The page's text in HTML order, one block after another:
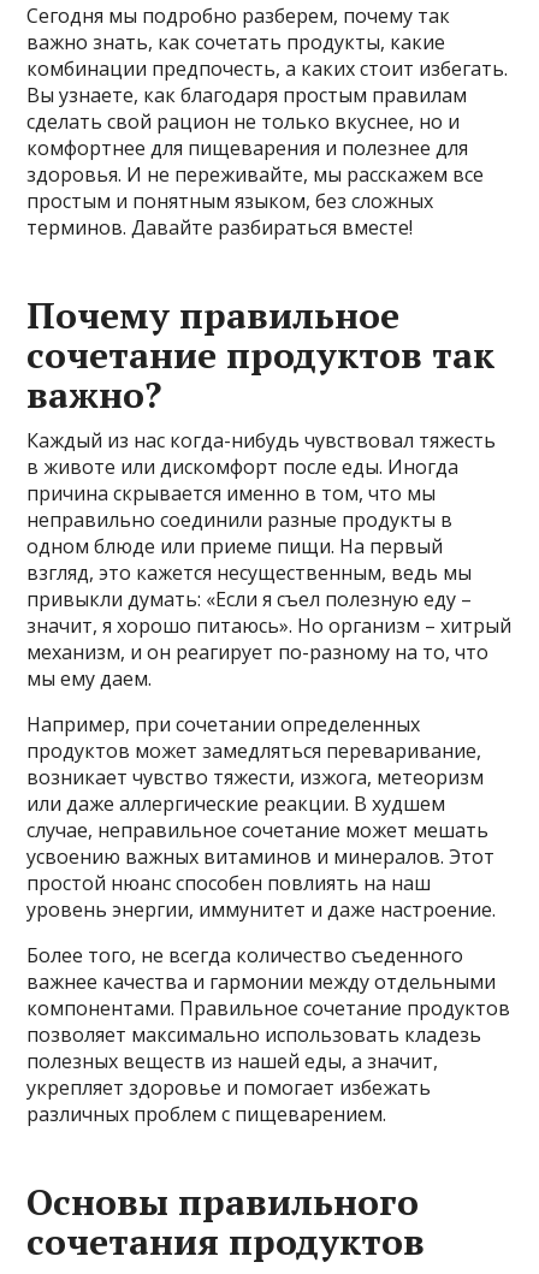
Сегодня мы подробно разберем, почему так
важно знать, как сочетать продукты, какие
комбинации предпочесть, а каких стоит избегать.
Вы узнаете, как благодаря простым правилам
сделать свой рацион не только вкуснее, но и
комфортнее для пищеварения и полезнее для
здоровья. И не переживайте, мы расскажем все
простым и понятным языком, без сложных
терминов. Давайте разбираться вместе!
Почему правильное
сочетание продуктов так
важно?
Каждый из нас когда-нибудь чувствовал тяжесть
в животе или дискомфорт после еды. Иногда
причина скрывается именно в том, что мы
неправильно соединили разные продукты в
одном блюде или приеме пищи. На первый
взгляд, это кажется несущественным, ведь мы
привыкли думать: «Если я съел полезную еду –
значит, я хорошо питаюсь». Но организм – хитрый
механизм, и он реагирует по-разному на то, что
мы ему даем.
Например, при сочетании определенных
продуктов может замедляться переваривание,
возникает чувство тяжести, изжога, метеоризм
или даже аллергические реакции. В худшем
случае, неправильное сочетание может мешать
усвоению важных витаминов и минералов. Этот
простой нюанс способен повлиять на наш
уровень энергии, иммунитет и даже настроение.
Более того, не всегда количество съеденного
важнее качества и гармонии между отдельными
компонентами. Правильное сочетание продуктов
позволяет максимально использовать кладезь
полезных веществ из нашей еды, а значит,
укрепляет здоровье и помогает избежать
различных проблем с пищеварением.
Основы правильного
сочетания продуктов